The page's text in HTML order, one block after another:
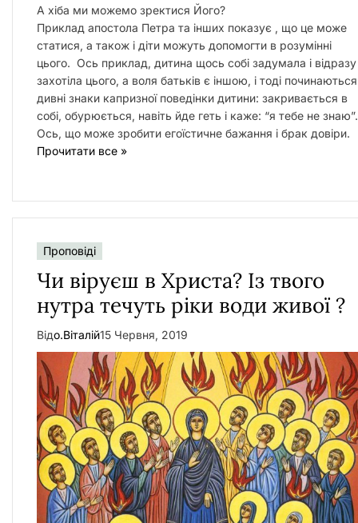
А хіба ми можемо зректися Його?
Приклад апостола Петра та інших показує , що це може
статися, а також і діти можуть допомогти в розумінні
цього. Ось приклад, дитина щось собі задумала і відразу
захотіла цього, а воля батьків є іншою, і тоді починаються
дивні знаки капризної поведінки дитини: закривається в
собі, обурюється, навіть йде геть і каже: “я тебе не знаю”.
Ось, що може зробити егоїстичне бажання і брак довіри.
Прочитати все »
Проповіді
Чи віруєш в Христа? Із твого
нутра течуть ріки води живої ?
Відо.Віталій15 Червня, 2019